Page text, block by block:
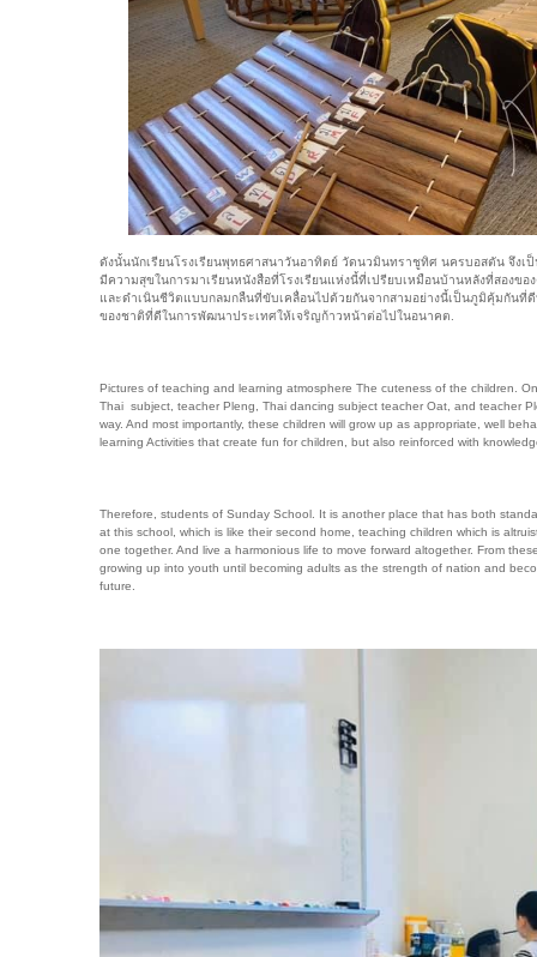
ดังนั้นนักเรียนโรงเรียนพุทธศาสนาวันอาทิตย์ วัดนวมินทราชูทิศ นครบอสตัน จึงเ
มีความสุขในการมาเรียนหนังสือที่โรงเรียนแห่งนี้ที่เปรียบเหมือนบ้านหลังที่สองข
และดำเนินชีวิตแบบกลมกลืนที่ขับเคลื่อนไปด้วยกันจากสามอย่างนี้เป็นภูมิคุ้มกันที่
ของชาติที่ดีในการพัฒนาประเทศให้เจริญก้าวหน้าต่อไปในอนาคต.
Pictures of teaching and learning atmosphere The cuteness of the children.
Thai subject, teacher Pleng, Thai dancing subject teacher Oat, and teacher
way. And most importantly, these children will grow up as appropriate, well
learning Activities that create fun for children, but also reinforced with
Therefore, students of Sunday School. It is another place that has both
at this school, which is like their second home, teaching children which is
one together. And live a harmonious life to move forward altogether. From
growing up into youth until becoming adults as the strength of nation and
future.